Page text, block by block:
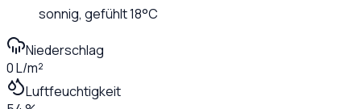
sonnig, gefühlt18°C
Niederschlag
0 L/m²
Luftfeuchtigkeit